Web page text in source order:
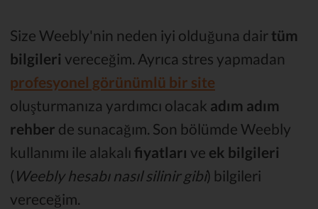
Size Weebly'nin neden iyi olduğuna dair tüm
bilgileri vereceğim. Ayrıca stres yapmadan
profesyonel görünümlü bir site
oluşturmanıza yardımcı olacak adım adım
rehber de sunacağım. Son bölümde Weebly
kullanımı ile alakalı fiyatları ve ek bilgileri
( Weebly hesabı nasıl silinir gibi) bilgileri
vereceğim.